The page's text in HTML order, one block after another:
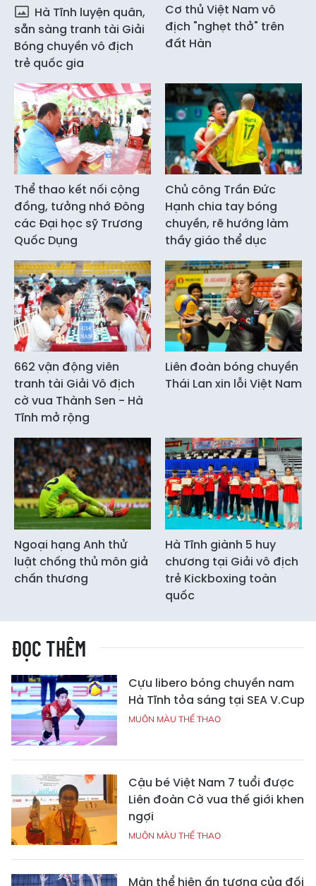
Hà Tĩnh luyện quân,
sẵn sàng tranh tài Giải
Bóng chuyền vô địch
trẻ quốc gia
Cơ thủ Việt Nam vô
địch "nghẹt thở" trên
đất Hàn
Thể thao kết nối cộng
đồng, tưởng nhớ Đông
các Đại học sỹ Trương
Quốc Dụng
Chủ công Trần Đức
Hạnh chia tay bóng
chuyền, rẽ hướng làm
thầy giáo thể dục
662 vận động viên
tranh tài Giải Vô địch
cờ vua Thành Sen - Hà
Tĩnh mở rộng
Liên đoàn bóng chuyền
Thái Lan xin lỗi Việt Nam
Ngoại hạng Anh thử
luật chống thủ môn giả
chấn thương
Hà Tĩnh giành 5 huy
chương tại Giải vô địch
trẻ Kickboxing toàn
quốc
ĐỌC THÊM
Cựu libero bóng chuyền nam
Hà Tĩnh tỏa sáng tại SEA V.Cup
MUÔN MÀU THỂ THAO
Cậu bé Việt Nam 7 tuổi được
Liên đoàn Cờ vua thế giới khen
ngợi
MUÔN MÀU THỂ THAO
Màn thể hiện ấn tượng của đối